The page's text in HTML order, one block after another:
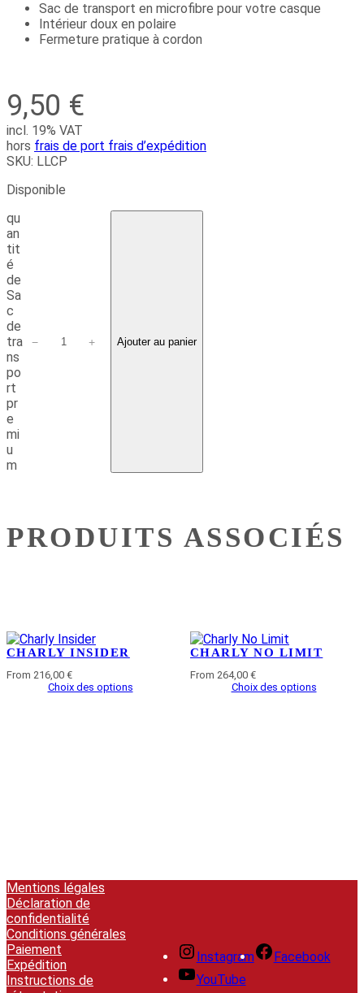
Sac de transport en microfibre pour votre casque
Intérieur doux en polaire
Fermeture pratique à cordon
9,50 €
incl. 19% VAT
hors frais de port frais d’expédition
SKU: LLCP
Disponible
qu
an
tit
é
de
Sa
c
de
tra
ns
po
rt
pr
e
mi
u
m
− + Ajouter au panier
PRODUITS ASSOCIÉS
CHARLY INSIDER
From 216,00 €
Choix des options
CHARLY NO LIMIT
From 264,00 €
Choix des options
Mentions légales
Déclaration de
confidentialité
Conditions générales
Paiement
Expédition
Instructions de
Instagram
Facebook
YouTube